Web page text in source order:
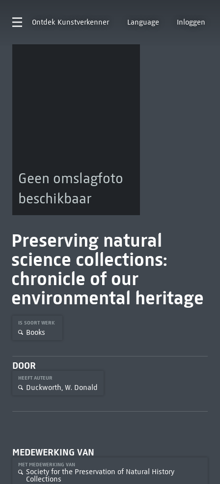
Ontdek Kunstverkenner Language Inloggen
Geen omslagfoto
beschikbaar
Preserving natural
science collections:
chronicle of our
environmental heritage
IS SOORT WERK
Books
DOOR
HEEFT AUTEUR
Duckworth, W. Donald
MEDEWERKING VAN
MET MEDEWERKING VAN
Society for the Preservation of Natural History
Collections